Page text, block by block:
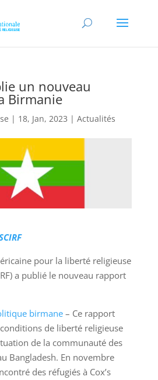
un nouveau
Birmanie
| 18, Jan, 2023 | Actualités
pour la liberté religieuse
a publié le nouveau rapport
birmane– Ce rapport
de liberté religieuse
de la communauté des
Bangladesh. En novembre
des réfugiés à Cox’s